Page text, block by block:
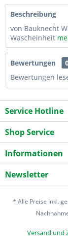
Beschreibung
von Bauknecht
Wascheinheit
Bewertungen
Bewertungen
Service Hotline
Shop Service
Informationen
Newsletter
* Alle Preise inkl.
Versand und